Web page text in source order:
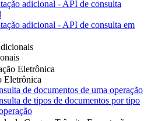
adicional - API de consulta
adicional - API de consulta em
Eletrônica
Eletrônica
de documentos de uma operação
de tipos de documentos por tipo